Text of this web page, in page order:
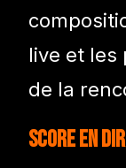
live et les
de la
Score en